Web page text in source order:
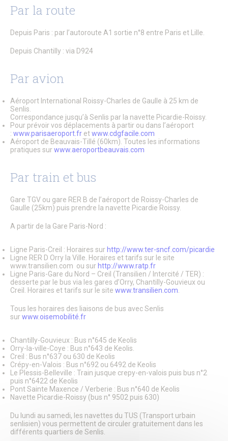
Les journées Européennes du Patrimoine
Senlis, ville de Cinéma – Infos pratiques
Fonds de dotation
Senlis, ville connectée
Senlis sur internet et sur les réseaux sociaux
Kiosques
FOCUS – Le Pays d’Art et d’Histoire
Musées de Senlis – Guide d’activités
PARCOURS – Sur les traces de la Grande Guerre
Lettre aux Senlisiens
Passeport du civisme
Signaler un problème de distribution
Le Maire
Les élus
Vie de la municipalité
Affichage Légal
Les commissions municipales
Proximité et vie des quartiers
Senlis soutient le GHPSO
Soutien aux Ukrainiens
Cérémonies commémoratives
Les cérémonies des Vœux
Senlis, ville en projets
Les Maisons de Quartier
Voyage au temps des premiers Rois de France
Nouveau conservatoire
Le site d’Ordener
Action Cœur de Ville
L’ecoQuartier de la gare – Phase 2
L’ÉcoQuartier de la Gare – le chantier
L’ÉcoQuartier de la Gare – genèse du projet
Ville amie des enfants
Passeport du civisme
Programmation des fonds européens – ITI
Par la route
Depuis Paris : par l’autoroute A1 sortie n°8 entre Paris et Lille.
Depuis Chantilly : via D924
Par avion
Aéroport International Roissy-Charles de Gaulle à 25 km de
Senlis.
Correspondance jusqu’à Senlis par la navette Picardie-Roissy.
Pour prévoir vos déplacements à partir ou dans l’aéroport
: www.parisaeroport.fr etwww.cdgfacile.com
Aéroport de Beauvais-Tillé (60km). Toutes les informations
pratiques surwww.aeroportbeauvais.com
Par train et bus
Gare TGV ou gare RER B de l’aéroport de Roissy-Charles de
Gaulle (25km) puis prendre la navette Picardie Roissy.
A partir de la Gare Paris-Nord :
Ligne Paris-Creil : Horaires sur http://www.ter-sncf.com/picardie
Ligne RER D Orry la Ville. Horaires et tarifs sur le site
www.transilien.com ou sur http://www.ratp.fr
Ligne Paris-Gare du Nord – Creil (Transilien / Intercité / TER) :
desserte par le bus via les gares d’Orry, Chantilly-Gouvieux ou
Creil. Horaires et tarifs sur le site www.transilien.com.
Tous les horaires des liaisons de bus avec Senlis
surwww.oisemobilité.fr
Chantilly-Gouvieux : Bus n°645 de Keolis
Orry-la-ville-Coye : Bus n°643 de Keolis.
Creil : Bus n°637 ou 630 de Keolis
Crépy-en-Valois : Bus n°692 ou 6492 de Keolis
Le Plessis-Belleville : Train jusque crepy-en-valois puis bus n°2
puis n°6422 de Keolis
Pont Sainte Maxence / Verberie : Bus n°640 de Keolis
Navette Picardie-Roissy (bus n° 9502 puis 630)
Du lundi au samedi, les navettes du TUS (Transport urbain
senlisien) vous permettent de circuler gratuitement dans les
différents quartiers de Senlis.